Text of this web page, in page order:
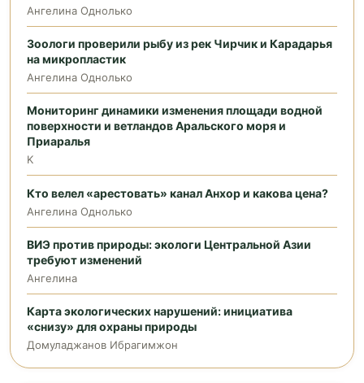
Ангелина Однолько
Зоологи проверили рыбу из рек Чирчик и Карадарья
на микропластик
Ангелина Однолько
Мониторинг динамики изменения площади водной
поверхности и ветландов Аральского моря и
Приаралья
K
Кто велел «арестовать» канал Анхор и какова цена?
Ангелина Однолько
ВИЭ против природы: экологи Центральной Азии
требуют изменений
Ангелина
Карта экологических нарушений: инициатива
«снизу» для охраны природы
Домуладжанов Ибрагимжон